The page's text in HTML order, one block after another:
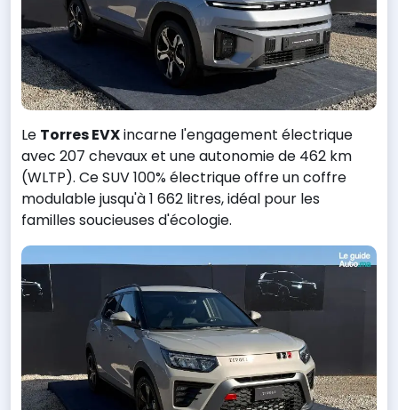
Le Torres EVXincarne l'engagement électrique
avec 207 chevaux et une autonomie de 462 km
(WLTP). Ce SUV 100% électrique offre un coffre
modulable jusqu'à 1 662 litres, idéal pour les
familles soucieuses d'écologie.